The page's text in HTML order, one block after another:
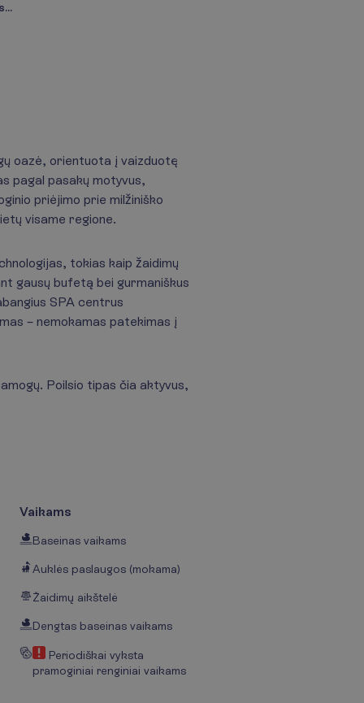
oazė, orientuota į vaizduotę
pagal pasakų motyvus,
priėjimo prie milžiniško
visame regione.
tokias kaip žaidimų
gausų bufetą bei gurmaniškus
SPA centrus
– nemokamas patekimas į
Poilsio tipas čia aktyvus,
Vaikams
Baseinas vaikams
Auklės paslaugos (mokama)
Žaidimų aikštelė
Dengtas baseinas vaikams
Periodiškai vyksta
pramoginiai renginiai vaikams